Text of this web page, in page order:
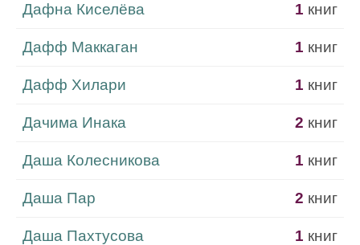
Дафна Киселёва 1 книг
Дафф Маккаган 1 книг
Дафф Хилари 1 книг
Дачима Инака 2 книг
Даша Колесникова 1 книг
Даша Пар 2 книг
Даша Пахтусова 1 книг